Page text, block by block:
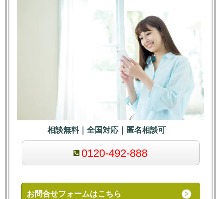
相談無料｜全国対応｜匿名相談可
0120-492-888
お問合せフォームはこちら